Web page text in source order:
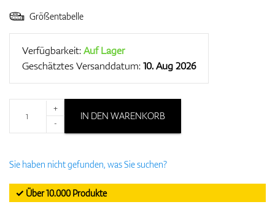
Größentabelle
Verfügbarkeit:Auf Lager
Geschätztes Versanddatum:10. Aug 2026
+
-
IN DEN WARENKORB
Sie haben nicht gefunden, was Sie suchen?
✓ Über 10.000 Produkte